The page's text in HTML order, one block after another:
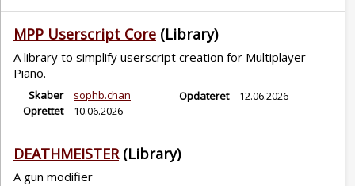
MPP Userscript Core (Library)
A library to simplify userscript creation for Multiplayer
Piano.
Skaber
sophb.chan
Oprettet
10.06.2026
Opdateret 12.06.2026
DEATHMEISTER (Library)
A gun modifier